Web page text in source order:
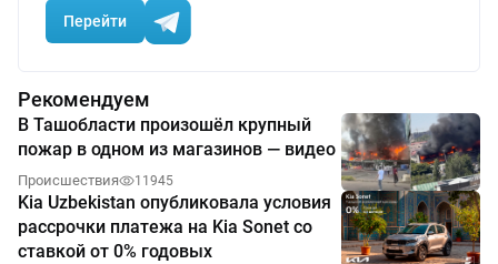
Перейти
Рекомендуем
В Ташобласти произошёл крупный
пожар в одном из магазинов — видео
Происшествия 11945
Kia Uzbekistan опубликовала условия
рассрочки платежа на Kia Sonet со
ставкой от 0% годовых